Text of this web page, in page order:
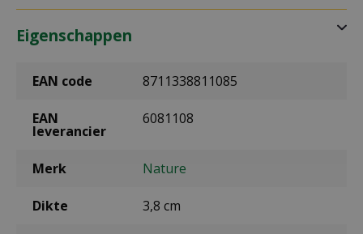
Eigenschappen
EAN code 8711338811085
EAN
leverancier
6081108
Merk Nature
Dikte 3,8 cm